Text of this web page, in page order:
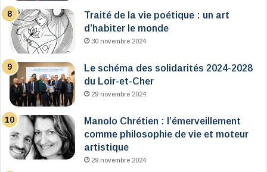
Traité de la vie poétique : un art
d’habiter le monde
30 novembre 2024
Le schéma des solidarités 2024-2028
du Loir-et-Cher
29 novembre 2024
Manolo Chrétien : l’émerveillement
comme philosophie de vie et moteur
artistique
29 novembre 2024